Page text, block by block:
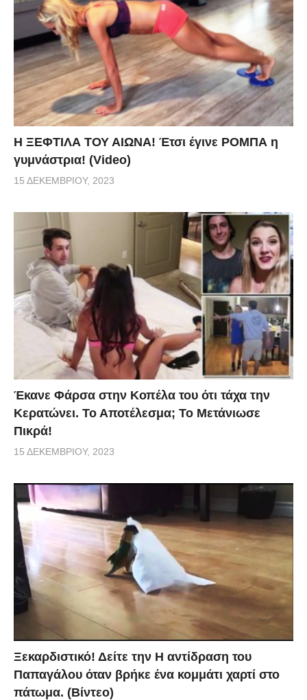
Η ΞΕΦΤΙΛΑ ΤΟΥ ΑΙΩΝΑ! Έτσι έγινε ΡΟΜΠΑ η
γυμνάστρια! (Video)
15 ΔΕΚΕΜΒΡΊΟΥ, 2023
Έκανε Φάρσα στην Κοπέλα του ότι τάχα την
Κερατώνει. Το Αποτέλεσμα; Το Μετάνιωσε
Πικρά!
15 ΔΕΚΕΜΒΡΊΟΥ, 2023
Ξεκαρδιστικό! Δείτε την Η αντίδραση του
Παπαγάλου όταν βρήκε ένα κομμάτι χαρτί στο
πάτωμα. (Βίντεο)